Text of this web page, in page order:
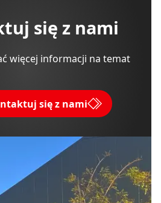
się z nami
więcej informacji na temat
się z nami